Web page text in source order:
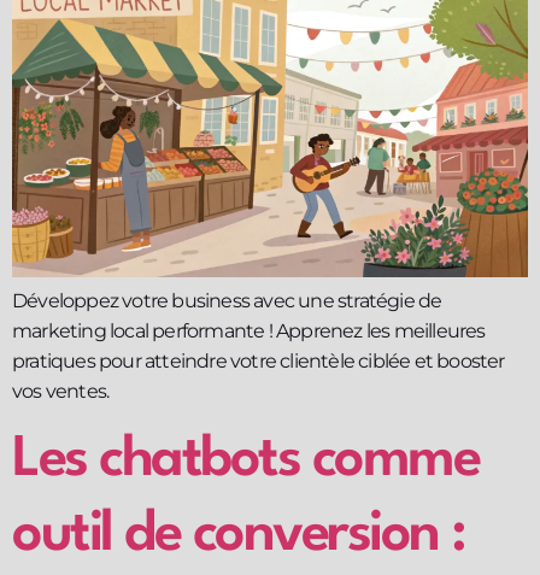
Développez votre business avec une stratégie de
marketing local performante ! Apprenez les meilleures
pratiques pour atteindre votre clientèle ciblée et booster
vos ventes.
Les chatbots comme
outil de conversion :